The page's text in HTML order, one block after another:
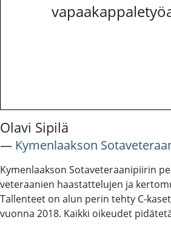
Olavi Sipilä
― Kymenlaakson
Kymenlaakson Sotaveteraanipiirin
veteraanien haastattelujen ja
Tallenteet on alun perin tehty C-
vuonna 2018. Kaikki oikeudet